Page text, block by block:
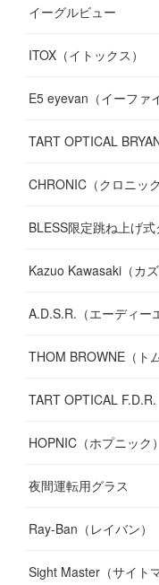
(12)
(13)
(13)
(16)
(14)
(17)
イーグルビュー
ITOX（イトックス）
E5 eyevan（イーファ
TART OPTICAL
CHRONIC（クロニック
BLESS限定跳ね上げ
Kazuo Kawasaki（カズ
A.D.S.R.（エーディー
THOM BROWNE（ト
TART OPTICAL F.D.R.
HOPNIC（ホプニック）
夜間運転用グラス
Ray-Ban（レイバン）
Sight Master（サイト